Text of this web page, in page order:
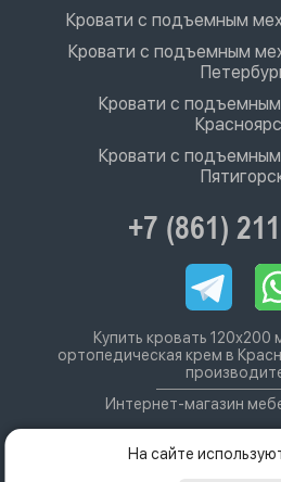
Кровати с подъемным
Кровати с подъемным
Кровати с
Кровати с
+7 (861)
Купить кровать
ортопедическая крем в
Интернет-магазин
На сайте